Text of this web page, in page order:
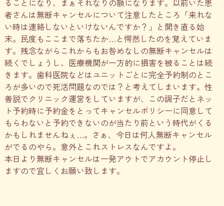
者さんは無断キャンセルについて注意したところ「来れな
い時は連絡しないといけないんですか？」と開き直る始
末。民度もここまで落ちたか…と愕然したのを覚えていま
す。残念ながらこれからもお咎めなしの無断キャンセルは
続くでしょうし、医療機関が一方的に損害を被ることは続
きます。歯科医院などはユニットごとに完全予約制のとこ
ろが多いので死活問題なのでは？と考えてしまいます。性
善説でクリニック運営をしていますが、この調子だとネッ
ト予約時に予約金をとってキャンセルポリシーに同意して
もらわないと予約できないのが当たり前という時代がくる
かもしれませんねぇ…。さぁ、今日は何人無断キャンセル
がでるのやら。意外とこれストレスなんですよ。
本日より無断キャンセルは一発アウトでアカウント停止し
ますので宜しくお願い致します。